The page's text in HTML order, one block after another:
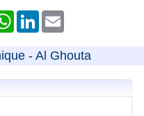
WhatsAppLinkedIn
- Al Ghouta